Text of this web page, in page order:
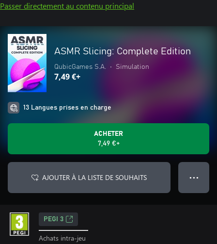
Passer directement au contenu principal
ASMR Slicing: Complete Edition
QubicGames S.A. • Simulation
7,49 €+
13 Langues prises en charge
ACHETER
7,49 €+
AJOUTER À LA LISTE DE SOUHAITS ● ● ●
PEGI 3
Achats intra-jeu